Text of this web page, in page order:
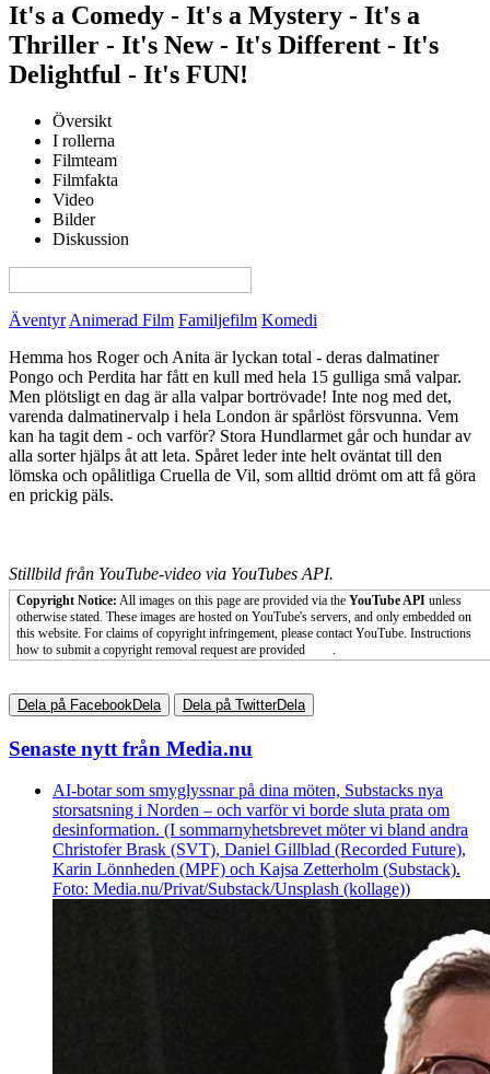
It's a Comedy - It's a Mystery - It's a
Thriller - It's New - It's Different - It's
Delightful - It's FUN!
Översikt
I rollerna
Filmteam
Filmfakta
Video
Bilder
Diskussion
Äventyr Animerad Film Familjefilm Komedi
Hemma hos Roger och Anita är lyckan total - deras dalmatiner
Pongo och Perdita har fått en kull med hela 15 gulliga små valpar.
Men plötsligt en dag är alla valpar bortrövade! Inte nog med det,
varenda dalmatinervalp i hela London är spårlöst försvunna. Vem
kan ha tagit dem - och varför? Stora Hundlarmet går och hundar av
alla sorter hjälps åt att leta. Spåret leder inte helt oväntat till den
lömska och opålitliga Cruella de Vil, som alltid drömt om att få göra
en prickig päls.
Stillbild från YouTube-video via YouTubes API.
Copyright Notice: All images on this page are provided via the YouTube API unless
otherwise stated. These images are hosted on YouTube's servers, and only embedded on
this website. For claims of copyright infringement, please contact YouTube. Instructions
how to submit a copyright removal request are provided
.
Dela på Facebook Dela Dela på TwitterDela
Senaste nytt från Media.nu
AI-botar som smyglyssnar på dina möten, Substacks nya
storsatsning i Norden – och varför vi borde sluta prata om
desinformation. (I sommarnyhetsbrevet möter vi bland andra
Christofer Brask (SVT), Daniel Gillblad (Recorded Future),
Karin Lönnheden (MPF) och Kajsa Zetterholm (Substack).
Foto: Media.nu/Privat/Substack/Unsplash (kollage))